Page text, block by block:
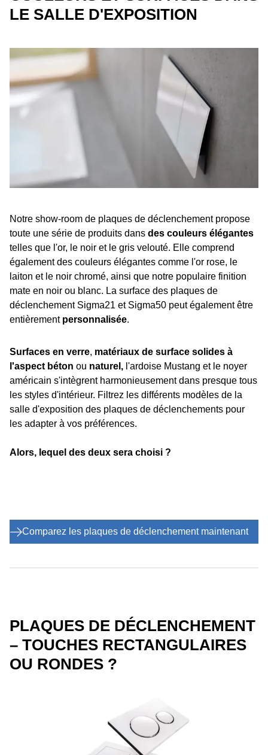
LE SALLE D'EXPOSITION
Notre show-room de plaques de déclenchement propose
toute une série de produits dans des couleurs élégantes
telles que l'or, le noir et le gris velouté. Elle comprend
également des couleurs élégantes comme l'or rose, le
laiton et le noir chromé, ainsi que notre populaire finition
mate en noir ou blanc. La surface des plaques de
déclenchement Sigma21 et Sigma50 peut également être
entièrement personnalisée.
Surfaces en verre, matériaux de surface solides à
l'aspect béton ou naturel, l'ardoise Mustang et le noyer
américain s'intègrent harmonieusement dans presque tous
les styles d'intérieur. Filtrez les différents modèles de la
salle d'exposition des plaques de déclenchements pour
les adapter à vos préférences.
Alors, lequel des deux sera choisi ?
Comparez les plaques de déclenchement maintenant
PLAQUES DE DÉCLENCHEMENT
– TOUCHES RECTANGULAIRES
OU RONDES ?